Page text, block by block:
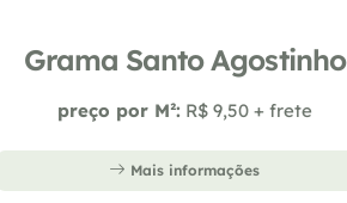
Grama Santo Agostinho
preço por M²: R$ 9,50 + frete
Mais informações